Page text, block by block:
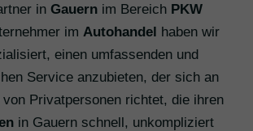
in Gauern im Bereich PKW
im Autohandel haben wir
einen umfassenden und
Service anzubieten, der sich an
Privatpersonen richtet, die ihren
in Gauern schnell, unkompliziert